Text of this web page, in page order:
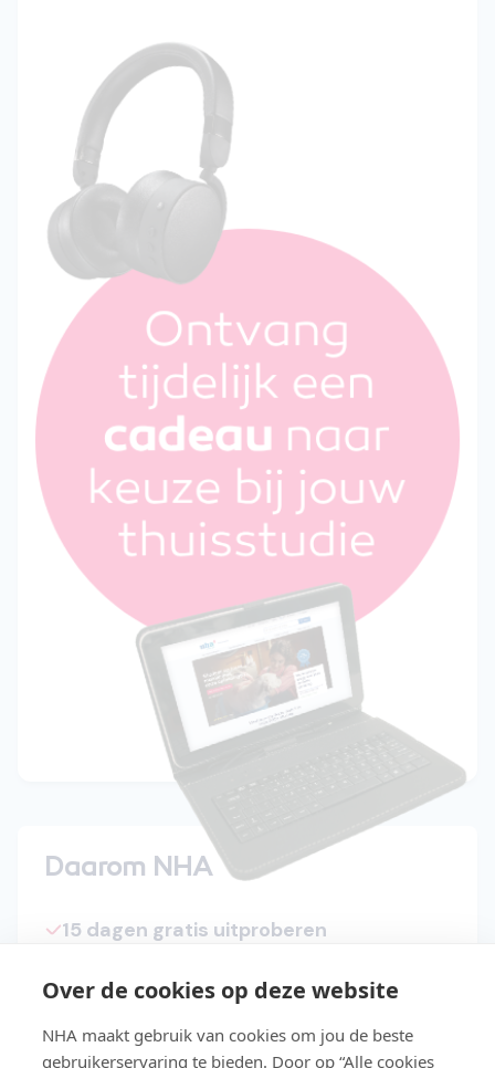
Over de cookies op deze website
NHA maakt gebruik van cookies om jou de beste
gebruikerservaring te bieden. Door op “Alle cookies
Daarom NHA
15 dagen gratis uitproberen